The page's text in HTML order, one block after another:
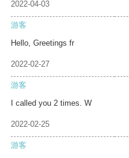
2022-04-03
游客
Hello, Greetings fr
2022-02-27
游客
I called you 2 times. W
2022-02-25
游客